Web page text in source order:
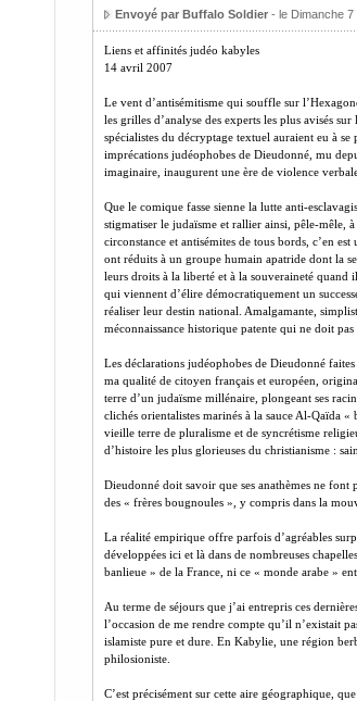
Envoyé par Buffalo Soldier- le Dimanche 7
Liens et affinités judéo kabyles
14 avril 2007
Le vent d’antisémitisme qui souffle sur
les grilles d’analyse des experts les plus avisés
spécialistes du décryptage textuel auraient eu à
imprécations judéophobes de Dieudonné, mu
imaginaire, inaugurent une ère de violence
Que le comique fasse sienne la lutte anti-
stigmatiser le judaïsme et rallier ainsi, pêle-mêle,
circonstance et antisémites de tous bords, c’en
ont réduits à un groupe humain apatride dont la
leurs droits à la liberté et à la souveraineté quand
qui viennent d’élire démocratiquement un
réaliser leur destin national. Amalgamante,
méconnaissance historique patente qui ne doit
Les déclarations judéophobes de Dieudonné
ma qualité de citoyen français et européen,
terre d’un judaïsme millénaire, plongeant ses
clichés orientalistes marinés à la sauce Al-Qaïda
vieille terre de pluralisme et de syncrétisme
d’histoire les plus glorieuses du christianisme :
Dieudonné doit savoir que ses anathèmes ne
des « frères bougnoules », y compris dans la
La réalité empirique offre parfois d’agréables
développées ici et là dans de nombreuses
banlieue » de la France, ni ce « monde arabe »
Au terme de séjours que j’ai entrepris ces
l’occasion de me rendre compte qu’il n’existait
islamiste pure et dure. En Kabylie, une région
philosioniste.
C’est précisément sur cette aire géographique,